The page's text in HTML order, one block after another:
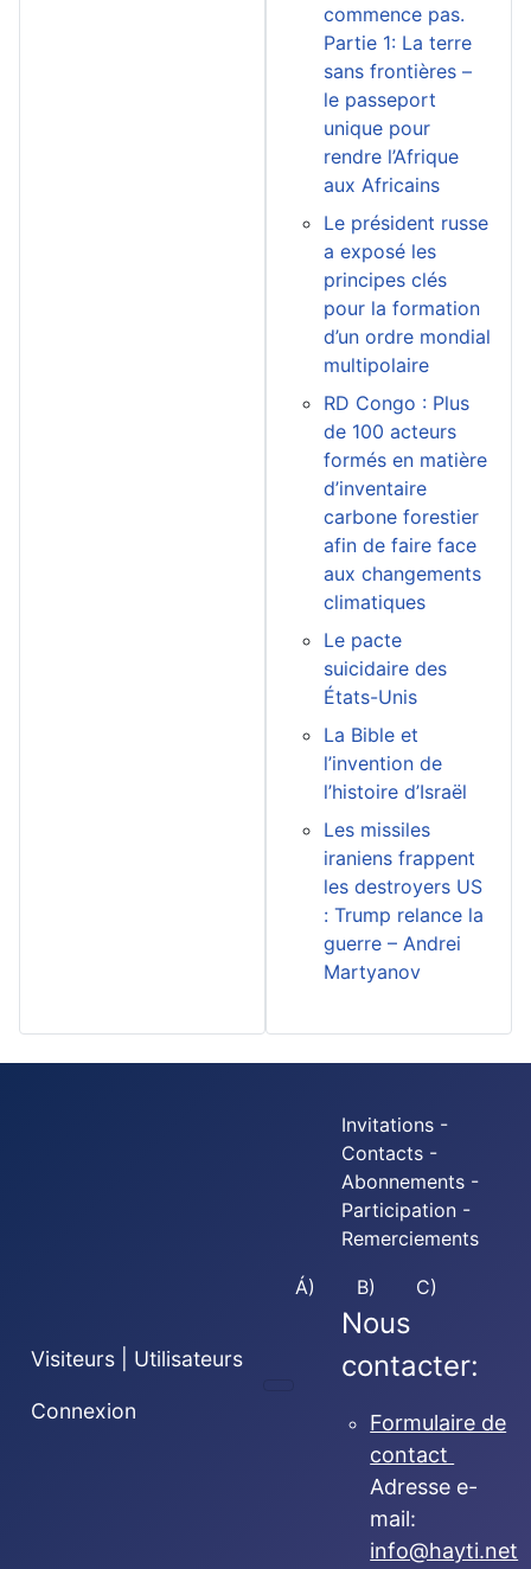
commence pas.
Partie 1: La terre
sans frontières –
le passeport
unique pour
rendre l’Afrique
aux Africains
Le président russe
a exposé les
principes clés
pour la formation
d’un ordre mondial
multipolaire
RD Congo : Plus
de 100 acteurs
formés en matière
d’inventaire
carbone forestier
afin de faire face
aux changements
climatiques
Le pacte
suicidaire des
États-Unis
La Bible et
l’invention de
l’histoire d’Israël
Les missiles
iraniens frappent
les destroyers US
: Trump relance la
guerre – Andrei
Martyanov
Visiteurs | Utilisateurs
Connexion
Invitations -
Contacts -
Abonnements -
Participation -
Remerciements
Á) B) C)
Nous
contacter:
Formulaire de
contact
Adresse e-
mail:
info@hayti.net